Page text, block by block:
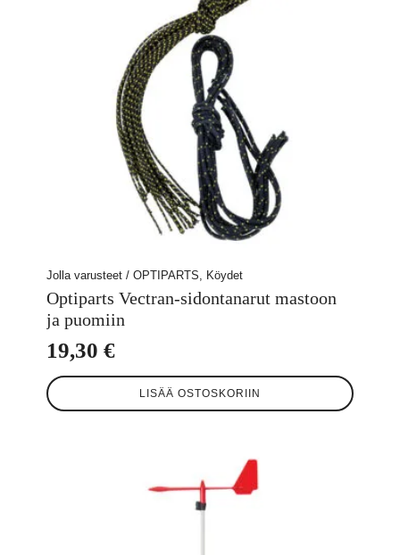
Jolla varusteet / OPTIPARTS, Köydet
Optiparts Vectran-sidontanarut mastoon
ja puomiin
19,30 €
LISÄÄ OSTOSKORIIN